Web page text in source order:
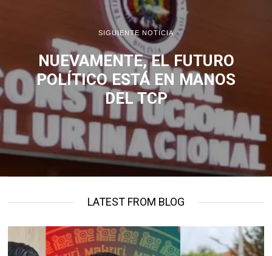
SIGUIENTE NOTICIA
NUEVAMENTE, EL FUTURO
POLÍTICO ESTÁ EN MANOS
DEL TCP
LATEST FROM BLOG